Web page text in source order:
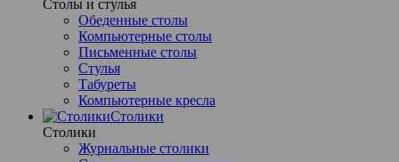
Столы и стулья
Обеденные столы
Компьютерные столы
Письменные столы
Стулья
Табуреты
Компьютерные кресла
Столики
Столики
Журнальные столики